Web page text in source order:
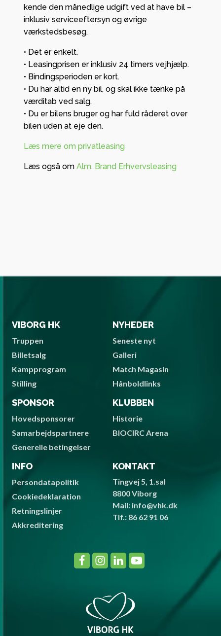
kende den månedlige udgift ved at have bil –
inklusiv serviceeftersyn og øvrige
værkstedsbesøg.
• Det er enkelt.
• Leasingprisen er inklusiv 24 timers vejhjælp.
• Bindingsperioden er kort.
• Du har altid en ny bil, og skal ikke tænke på
værditab ved salg.
• Du er bilens bruger og har fuld råderet over
bilen uden at eje den.
Læs mere om privatleasing
Læs også om Alm. Brand Erhvervsleasing
VIBORG HK
Truppen
Billetsalg
Kampprogram
Stilling
NYHEDER
Seneste nyt
Galleri
Match Magasin
Hånboldlinks
SPONSOR
Hovedsponsorer
Samarbejdspartnere
Generelle betingelser
KLUBBEN
Historie
BIOCIRC Arena
INFO
Persondatapolitik
Cookiedeklaration
Retningslinjer
Akkreditering
KONTAKT
Tingvej 5, 1.sal
8800 Viborg
Mail: info@vhk.dk
Tlf.: 86 62 91 06